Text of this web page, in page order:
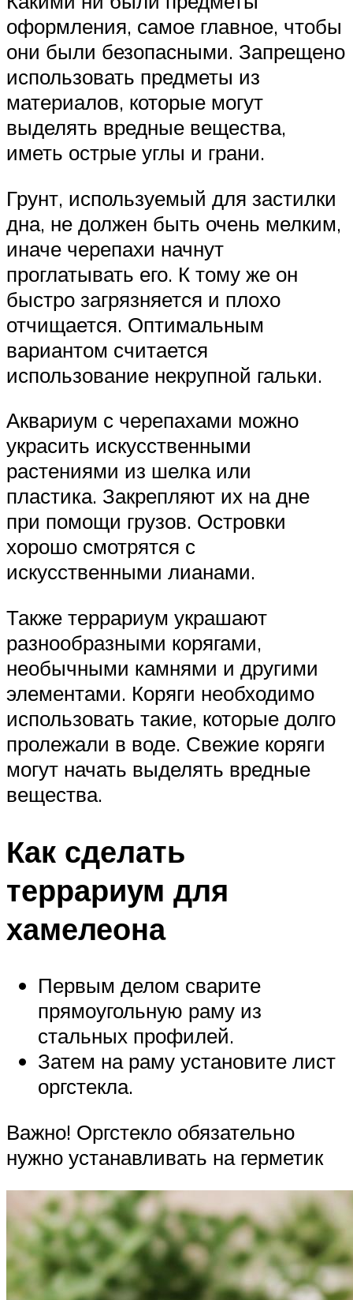
оформления, самое главное, чтобы
они были безопасными. Запрещено
использовать предметы из
материалов, которые могут
выделять вредные вещества,
иметь острые углы и грани.
Грунт, используемый для застилки
дна, не должен быть очень мелким,
иначе черепахи начнут
проглатывать его. К тому же он
быстро загрязняется и плохо
отчищается. Оптимальным
вариантом считается
использование некрупной гальки.
Аквариум с черепахами можно
украсить искусственными
растениями из шелка или
пластика. Закрепляют их на дне
при помощи грузов. Островки
хорошо смотрятся с
искусственными лианами.
Также террариум украшают
разнообразными корягами,
необычными камнями и другими
элементами. Коряги необходимо
использовать такие, которые долго
пролежали в воде. Свежие коряги
могут начать выделять вредные
вещества.
Как сделать
террариум для
хамелеона
Первым делом сварите
прямоугольную раму из
стальных профилей.
Затем на раму установите лист
оргстекла.
Важно! Оргстекло обязательно
нужно устанавливать на герметик